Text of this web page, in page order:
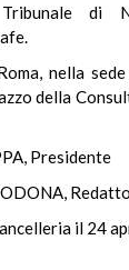
di
nella
della
Presidente
il 24